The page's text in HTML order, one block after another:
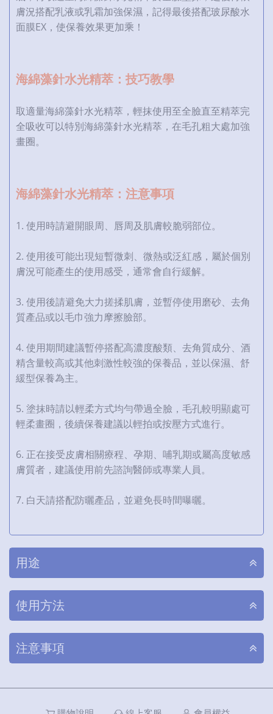
膚況搭配乳液或乳霜加強保濕，記得最後搭配玻尿酸水
面膜EX，使保養效果更加乘！
海綿藻針水光精萃：技巧教學
取適量海綿藻針水光精萃，輕抹使用至全臉直至精萃完
全吸收可以特別海綿藻針水光精萃，在毛孔粗大處加強
畫圈。
海綿藻針水光精萃：注意事項
1. 使用時請避開眼周、唇周及肌膚較脆弱部位。
2. 使用後可能出現短暫微刺、微熱或泛紅感，屬於個別
膚況可能產生的使用感受，通常會自行緩解。
3. 使用後請避免大力搓揉肌膚，並暫停使用磨砂、去角
質產品或以毛巾強力摩擦臉部。
4. 使用期間建議暫停搭配高濃度酸類、去角質成分、酒
精含量較高或其他刺激性較強的保養品，並以保濕、舒
緩型保養為主。
5. 塗抹時請以輕柔方式均勻帶過全臉，毛孔較明顯處可
輕柔畫圈，後續保養建議以輕拍或按壓方式進行。
6. 正在接受皮膚相關療程、孕期、哺乳期或屬高度敏感
膚質者，建議使用前先諮詢醫師或專業人員。
7. 白天請搭配防曬產品，並避免長時間曝曬。
用途
使用方法
注意事項